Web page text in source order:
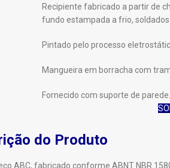
Recipiente fabricado a partir de
fundo estampada a frio, soldados
Pintado pelo processo
Mangueira em borracha com
Fornecido com suporte de parede.
do Produto
ABC, fabricado conforme ABNT NBR